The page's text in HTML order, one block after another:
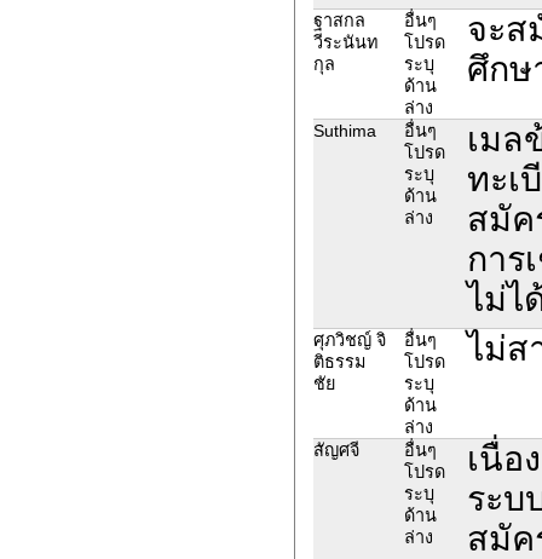
ฐาสกล
วีระนันท
กุล
อื่นๆ
โปรด
ระบุ
ด้าน
ล่าง
จะส
ศึกษ
Suthima
อื่นๆ
โปรด
ระบุ
ด้าน
ล่าง
เมล
ทะเ
สมัค
การ
ไม่ไ
ศุภวิชญ์ จิ
ติธรรม
ชัย
อื่นๆ
โปรด
ระบุ
ด้าน
ล่าง
ไม่ส
สัญศจี
อื่นๆ
โปรด
ระบุ
ด้าน
ล่าง
เนื่อ
ระบ
สมัค